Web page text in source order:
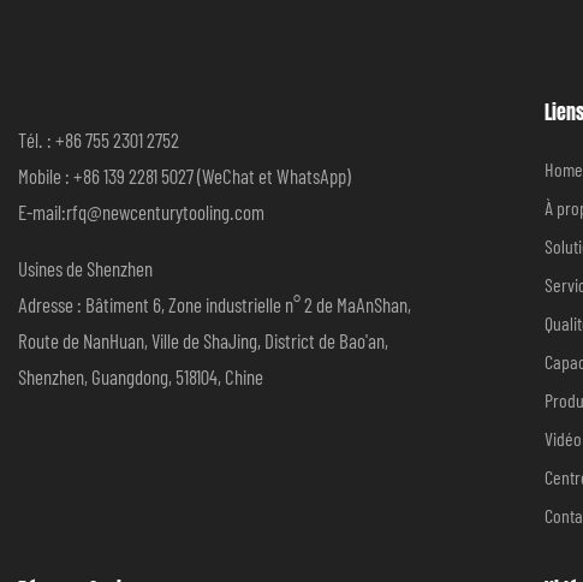
Tél. : +86 755 2301 2752
Mobile : +86 139 2281 5027 (WeChat et WhatsApp)
E-mail:rfq@newcenturytooling.com
Usines de Shenzhen
Adresse : Bâtiment 6, Zone industrielle n° 2 de MaAnShan,
Route de NanHuan, Ville de ShaJing, District de Bao'an,
Shenzhen, Guangdong, 518104, Chine
Home
À
Vidéo